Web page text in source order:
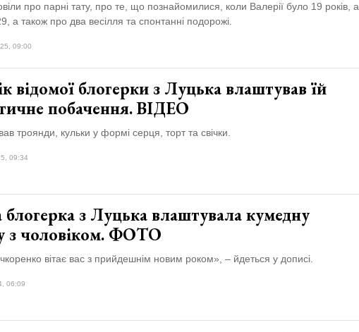
про парні тату, про те, що познайомилися, коли Валерії було 19 років, а
а також про два весілля та спонтанні подорожі.
09:00
відомої блогерки з Луцька влаштував їй
побачення. ВІДЕО
троянди, кульки у формі серця, торт та свічки.
09:34
блогерка з Луцька влаштувала кумедну
з чоловіком. ФОТО
вітає вас з прийдешнім новим роком», – йдеться у дописі.
06:09